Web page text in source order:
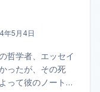
年5月4日
哲学者、エッセイ
ったが、その死
って彼のノートが